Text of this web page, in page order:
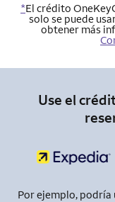
*El crédito
solo se puede
obtener más
Use el
Por ejemplo, podría